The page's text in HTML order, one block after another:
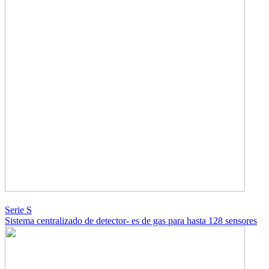
Serie S
Sistema centralizado de detector- es de gas para hasta 128 sensores